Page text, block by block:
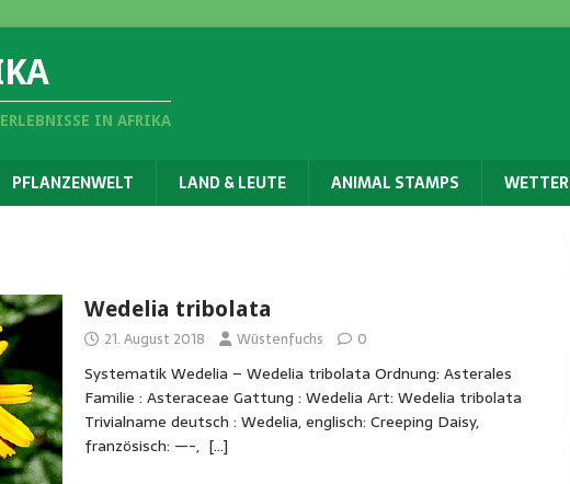
IN AFRIKA
PFLANZENWELT LAND & LEUTE ANIMAL STAMPS WETTER
Wedelia tribolata
21. August 2018 Wüstenfuchs 0
Systematik Wedelia – Wedelia tribolata Ordnung: Asterales
Familie : Asteraceae Gattung : Wedelia Art: Wedelia tribolata
Trivialname deutsch : Wedelia, englisch: Creeping Daisy,
französisch: —-, […]